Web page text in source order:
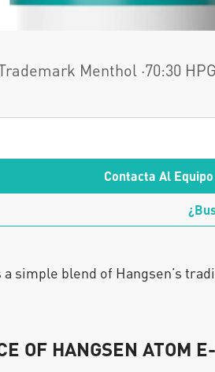
Menthol ·70:30 HPG
Contacta Al
simple blend of Hangsen’s
OF HANGSEN ATOM